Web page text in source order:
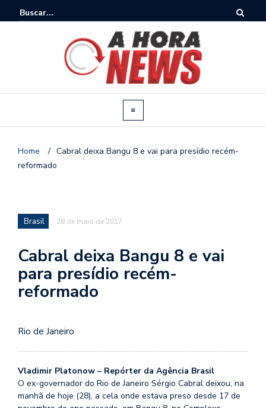
Home / Cabral deixa Bangu 8 e vai para presídio recém-
reformado
Brasil 28 de maio de 2017
Cabral deixa Bangu 8 e vai
para presídio recém-
reformado
Rio de Janeiro
Vladimir Platonow – Repórter da Agência Brasil
O ex-governador do Rio de Janeiro Sérgio Cabral deixou, na
manhã de hoje (28), a cela onde estava preso desde 17 de